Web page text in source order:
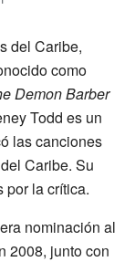
del Caribe,
como
Demon Barber
Todd es un
las canciones
Caribe. Su
por la crítica.
nominación al
2008, junto con